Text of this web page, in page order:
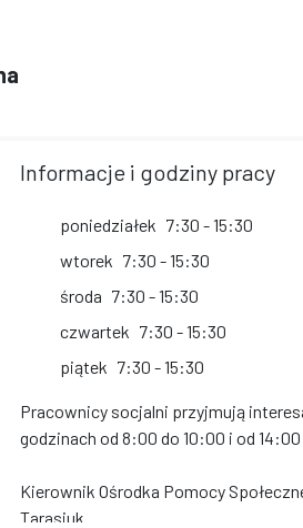
Informacje i godziny pracy
poniedziałek 7:30 - 15:30
wtorek 7:30 - 15:30
środa 7:30 - 15:30
czwartek 7:30 - 15:30
piątek 7:30 - 15:30
Pracownicy socjalni przyjmują
godzinach od 8:00 do 10:00 i od 14:00
Kierownik Ośrodka Pomocy
Tarasiuk